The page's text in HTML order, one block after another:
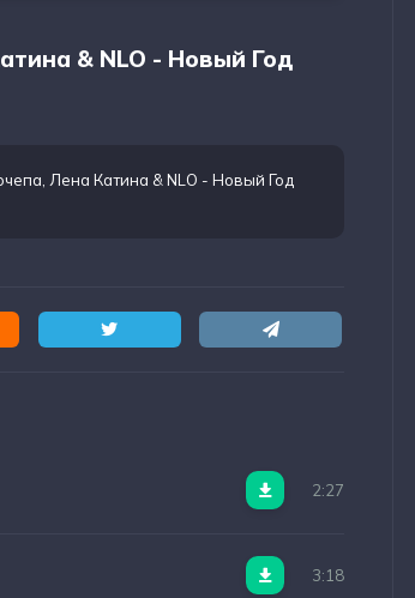
& NLO - Новый Год
Лена Катина & NLO - Новый Год
2:27
3:18